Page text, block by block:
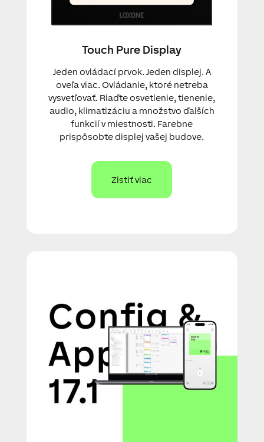
Touch Pure Display
Jeden ovládací prvok. Jeden displej. A
oveľa viac. Ovládanie, ktoré netreba
vysvetľovať. Riaďte osvetlenie, tienenie,
audio, klimatizáciu a množstvo ďalších
funkcií v miestnosti. Farebne
prispôsobte displej vašej budove.
Zistiť viac